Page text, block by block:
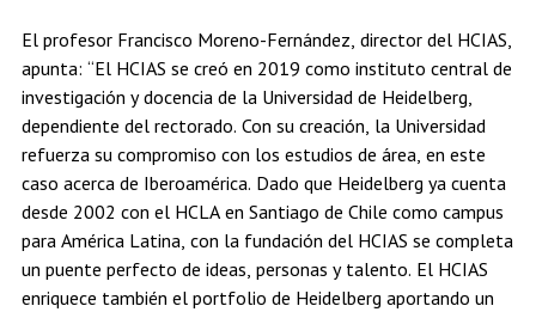
El profesor Francisco Moreno-Fernández, director del HCIAS,
apunta: “El HCIAS se creó en 2019 como instituto central de
investigación y docencia de la Universidad de Heidelberg,
dependiente del rectorado. Con su creación, la Universidad
refuerza su compromiso con los estudios de área, en este
caso acerca de Iberoamérica. Dado que Heidelberg ya cuenta
desde 2002 con el HCLA en Santiago de Chile como campus
para América Latina, con la fundación del HCIAS se completa
un puente perfecto de ideas, personas y talento. El HCIAS
enriquece también el portfolio de Heidelberg aportando un